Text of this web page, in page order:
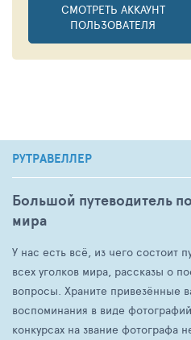
СМОТРЕТЬ АККАУНТ
ПОЛЬЗОВАТЕЛЯ
РУТРАВЕЛЛЕР
Большой путеводитель
мира
У нас есть всё, из чего состоит
всех уголков мира, рассказы о
вопросы. Храните привезённые
воспоминания в виде
конкурсах на звание фотографа